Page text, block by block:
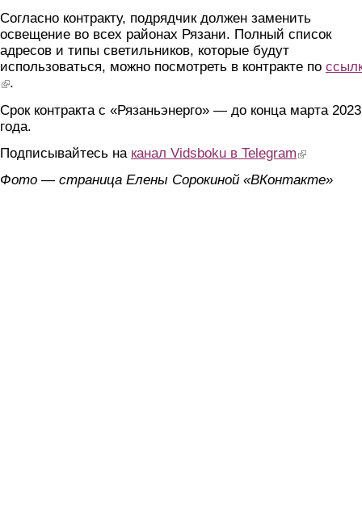
Согласно контракту, подрядчик должен заменить
освещение во всех районах Рязани. Полный список
адресов и типы светильников, которые будут
использоваться, можно посмотреть в контракте по
(link is external)
.
Срок контракта с «Рязаньэнерго» — до конца марта 2023
года.
Подписывайтесь на канал Vidsboku в Telegram (link is
Фото — страница Елены Сорокиной «ВКонтакте»